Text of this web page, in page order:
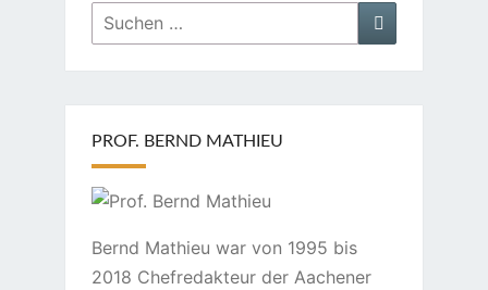
Suchen
nach:
Suchen
PROF. BERND MATHIEU
Bernd Mathieu war von 1995 bis
2018 Chefredakteur der Aachener